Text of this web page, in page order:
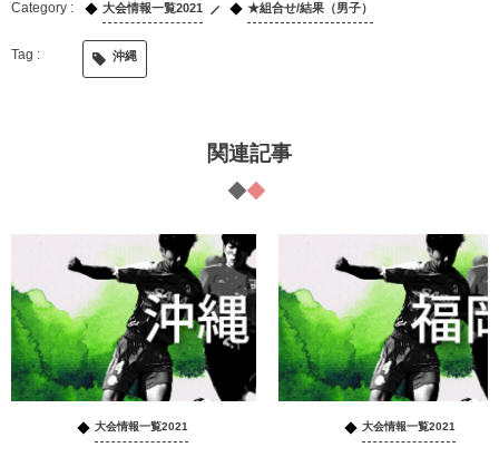
大会情報一覧2021 ★組合せ/結果（男子）
沖縄
関連記事
大会情報一覧2021 大会情報一覧2021